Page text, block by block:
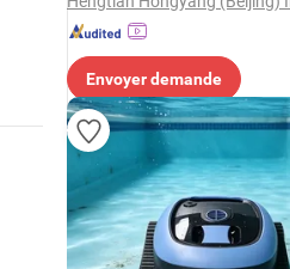
Envoyer demande